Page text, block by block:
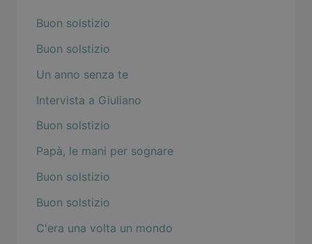
Buon solstizio
Buon solstizio
Un anno senza te
Intervista a Giuliano
Buon solstizio
Papà, le mani per sognare
Buon solstizio
Buon solstizio
C'era una volta un mondo